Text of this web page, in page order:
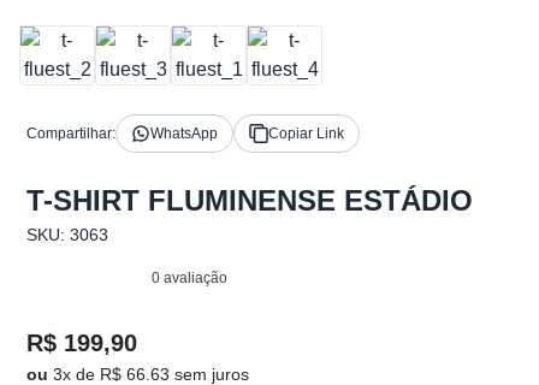
Compartilhar: WhatsApp Copiar Link
T-SHIRT FLUMINENSE ESTÁDIO
SKU: 3063
0 avaliação
R$ 199,90
ou3x de R$ 66.63 sem juros